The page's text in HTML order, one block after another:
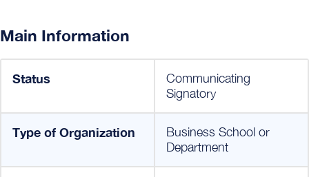
Main Information
Status
Communicating
Signatory
Type of Organization
Business School or
Department